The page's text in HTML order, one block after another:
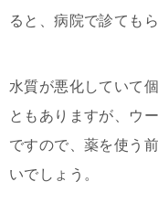
ると、病院で診ても
水質が悪化していて
ともありますが、ウ
ですので、薬を使う
いでしょう。